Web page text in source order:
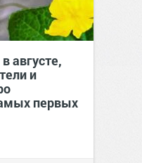
августе,
и
первых